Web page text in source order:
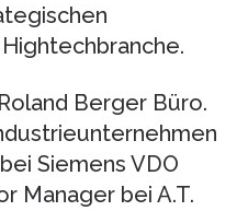
Berger Büro.
Siemens VDO
Manager bei A.T.